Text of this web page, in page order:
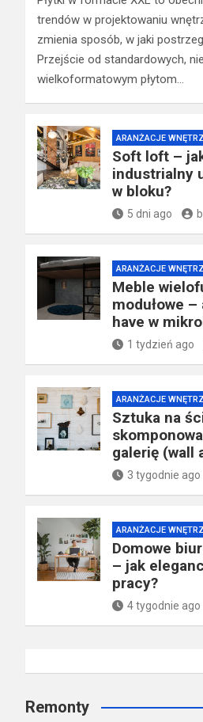
trendów w projektowaniu
zmienia sposób, w jaki
Przejście od standardowych,
wielkoformatowym płytom…
ARANŻACJE WNĘTRZ
Soft loft –
industrialny
w bloku?
5 dni ago
ARANŻACJE WNĘTRZ
Meble
modułowe
have w
1 tydzień ago
ARANŻACJE WNĘTRZ
Sztuka na
galerię (wall
3 tygodnie ago
ARANŻACJE WNĘTRZ
Domowe
– jak
pracy?
4 tygodnie ago
Remonty